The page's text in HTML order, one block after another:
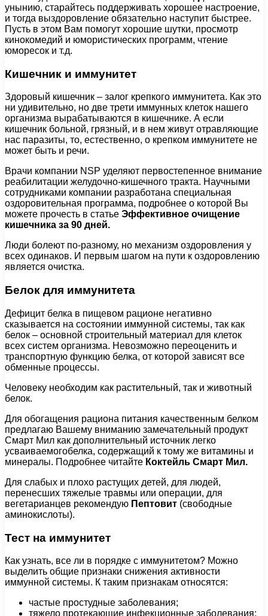
унынию, старайтесь поддерживать хорошее настроение,
и тогда выздоровление обязательно наступит быстрее.
Пусть в этом Вам помогут хорошие шутки, просмотр
кинокомедий и юмористических программ, чтение
юморесок и т.д.
Кишечник и иммунитет
Здоровый кишечник – залог крепкого иммунитета. Как это
ни удивительно, но две трети иммунных клеток нашего
организма вырабатываются в кишечнике. А если
кишечник больной, грязный, и в нем живут отравляющие
нас паразиты, то, естественно, о крепком иммунитете не
может быть и речи.
Врачи компании NSP уделяют первостепенное внимание
реабилитации желудочно-кишечного тракта. Научными
сотрудниками компании разработана специальная
оздоровительная программа, подробнее о которой Вы
можете прочесть в статье Эффективное очищение
кишечника за 90 дней.
Люди болеют по-разному, но механизм оздоровления у
всех одинаков. И первым шагом на пути к оздоровлению
является очистка.
Белок для иммунитета
Дефицит белка в пищевом рационе негативно
сказывается на состоянии иммунной системы, так как
белок – основной строительный материал для клеток
всех систем организма. Невозможно переоценить и
транспортную функцию белка, от которой зависят все
обменные процессы.
Человеку необходим как растительный, так и животный
белок.
Для обогащения рациона питания качественным белком
предлагаю Вашему вниманию замечательный продукт
Смарт Мил как дополнительный источник легко
усваиваемогобелка, содержащий к тому же витамины и
минералы. Подробнее читайте Коктейль Смарт Мил.
Для слабых и плохо растущих детей, для людей,
перенесших тяжелые травмы или операции, для
вегетарианцев рекомендую Пептовит (свободные
аминокислоты).
Тест на иммунитет
Как узнать, все ли в порядке с иммунитетом? Можно
выделить общие признаки снижения активности
иммунной системы. К таким признакам относятся:
частые простудные заболевания;
тяжело протекающие инфекционные заболевания;